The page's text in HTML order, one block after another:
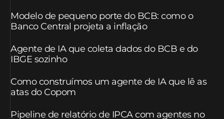
Modelo de pequeno porte do BCB: como o
Banco Central projeta a inflação
Agente de IA que coleta dados do BCB e do
IBGE sozinho
Como construímos um agente de IA que lê as
atas do Copom
Pipeline de relatório de IPCA com agentes no